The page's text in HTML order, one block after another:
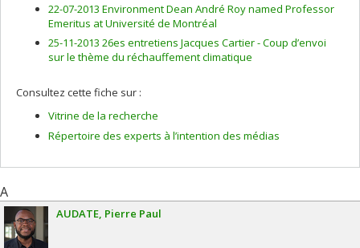
22-07-2013 Environment Dean André Roy named Professor
Emeritus at Université de Montréal
25-11-2013 26es entretiens Jacques Cartier - Coup d’envoi
sur le thème du réchauffement climatique
Consultez cette fiche sur :
Vitrine de la recherche
Répertoire des experts à l’intention des médias
A
AUDATE Pierre Paul